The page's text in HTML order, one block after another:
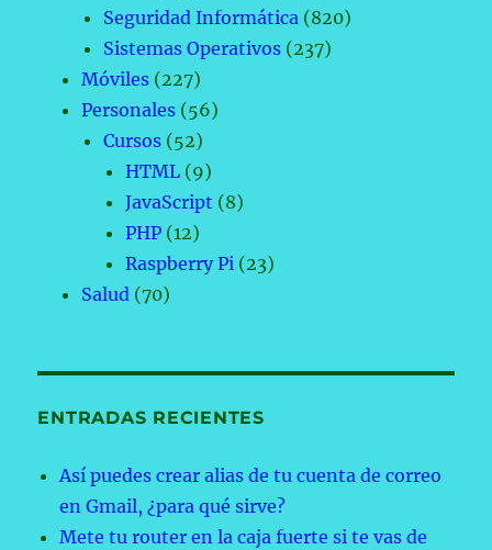
Seguridad Informática (820)
Sistemas Operativos (237)
Móviles (227)
Personales (56)
Cursos (52)
HTML (9)
JavaScript (8)
PHP (12)
Raspberry Pi (23)
Salud (70)
ENTRADAS RECIENTES
Así puedes crear alias de tu cuenta de correo
en Gmail, ¿para qué sirve?
Mete tu router en la caja fuerte si te vas de